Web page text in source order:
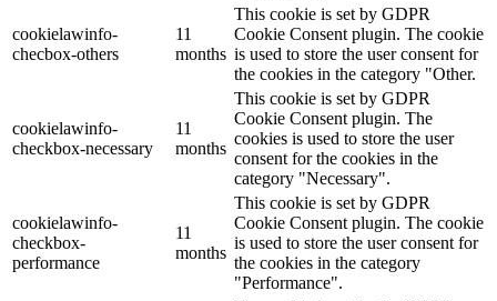
cookielawinfo-
checbox-others
11
months
This cookie is set by GDPR
Cookie Consent plugin. The cookie
is used to store the user consent for
the cookies in the category "Other.
cookielawinfo-
checkbox-necessary
11
months
This cookie is set by GDPR
Cookie Consent plugin. The
cookies is used to store the user
consent for the cookies in the
category "Necessary".
cookielawinfo-
checkbox-
performance
11
months
This cookie is set by GDPR
Cookie Consent plugin. The cookie
is used to store the user consent for
the cookies in the category
"Performance".